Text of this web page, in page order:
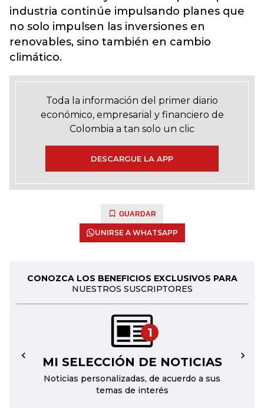
industria continúe impulsando planes que
no solo impulsen las inversiones en
renovables, sino también en cambio
climático.
Toda la información del primer diario
económico, empresarial y financiero de
Colombia a tan solo un clic
DESCARGUE LA APP
GUARDAR
UNIRSE A WHATSAPP
CONOZCA LOS BENEFICIOS EXCLUSIVOS PARA
NUESTROS SUSCRIPTORES
1
MI SELECCIÓN DE NOTICIAS
Noticias personalizadas, de acuerdo a sus
temas de interés
← →